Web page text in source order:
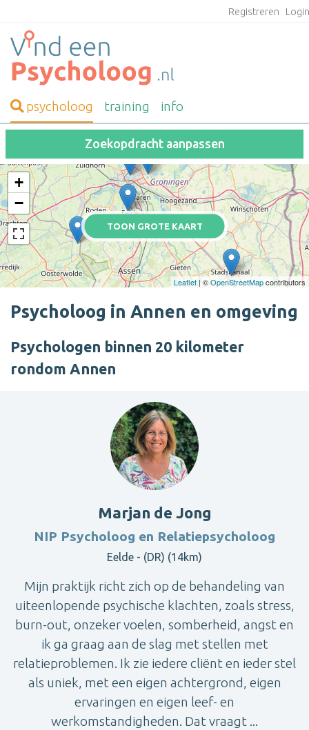
Registreren
psycholoog training info
Zoekopdracht aanpassen
TOON GROTE KAART
+
−
Leaflet | ©OpenStreetMapcontributors
Psycholoog in Annen en omgeving
Psychologen binnen 20 kilometer
rondom Annen
Marjan de Jong
NIP Psycholoog en Relatiepsycholoog
Eelde - (DR) (14km)
Mijn praktijk richt zich op de behandeling van
uiteenlopende psychische klachten, zoals stress,
burn-out, onzeker voelen, somberheid, angst en
ik ga graag aan de slag met stellen met
relatieproblemen. Ik zie iedere cliënt en ieder stel
als uniek, met een eigen achtergrond, eigen
ervaringen en eigen leef- en
werkomstandigheden. Dat vraagt ...